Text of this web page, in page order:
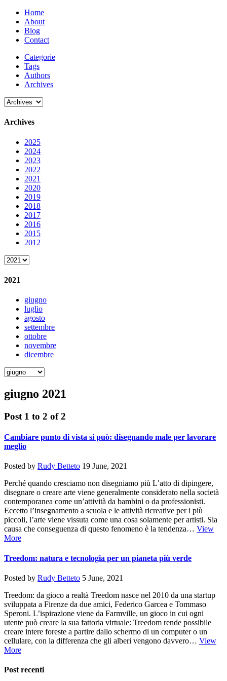
Home
About
Blog
Contact
Categorie
Tags
Authors
Archives
Archives
2025
2024
2023
2022
2021
2020
2019
2018
2017
2016
2015
2012
2021
giugno
luglio
agosto
settembre
ottobre
novembre
dicembre
giugno 2021
Post 1 to 2 of 2
Cambiare punto di vista si può: disegnando male per lavorare
meglio
Posted by Rudy Betteto 19 June, 2021
Perché quando cresciamo non disegniamo più L’atto di dipingere,
disegnare o creare arte viene generalmente considerato nella società
contemporanea come un’attività da bambini o da professionisti.
Eccetto l’insegnamento a scuola e le attività ricreative per i più
piccoli, l’arte viene vissuta come una cosa solamente per artisti. Sia
causa che conseguenza di questo fenomeno è la tendenza… View
More
Treedom: natura e tecnologia per un pianeta più verde
Posted by Rudy Betteto 5 June, 2021
Treedom: da gioco a realtà Treedom nasce nel 2010 da una startup
sviluppata a Firenze da due amici, Federico Garcea e Tommaso
Speroni. L’ispirazione viene da Farmville, un gioco in cui ogni
utente può creare la sua fattoria virtuale: Treedom rende possibile
creare intere foreste a partire dallo schermo di un computer o un
cellulare, con la differenza che gli alberi vengono davvero… View
More
Post recenti